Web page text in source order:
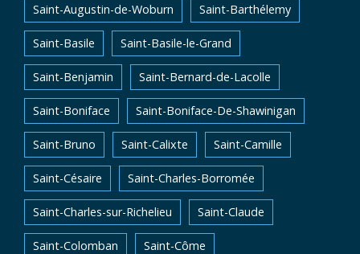
Saint-Augustin-de-Woburn Saint-Barthélemy
Saint-Basile Saint-Basile-le-Grand
Saint-Benjamin Saint-Bernard-de-Lacolle
Saint-Boniface Saint-Boniface-De-Shawinigan
Saint-Bruno Saint-Calixte Saint-Camille
Saint-Césaire Saint-Charles-Borromée
Saint-Charles-sur-Richelieu Saint-Claude
Saint-Colomban Saint-Côme